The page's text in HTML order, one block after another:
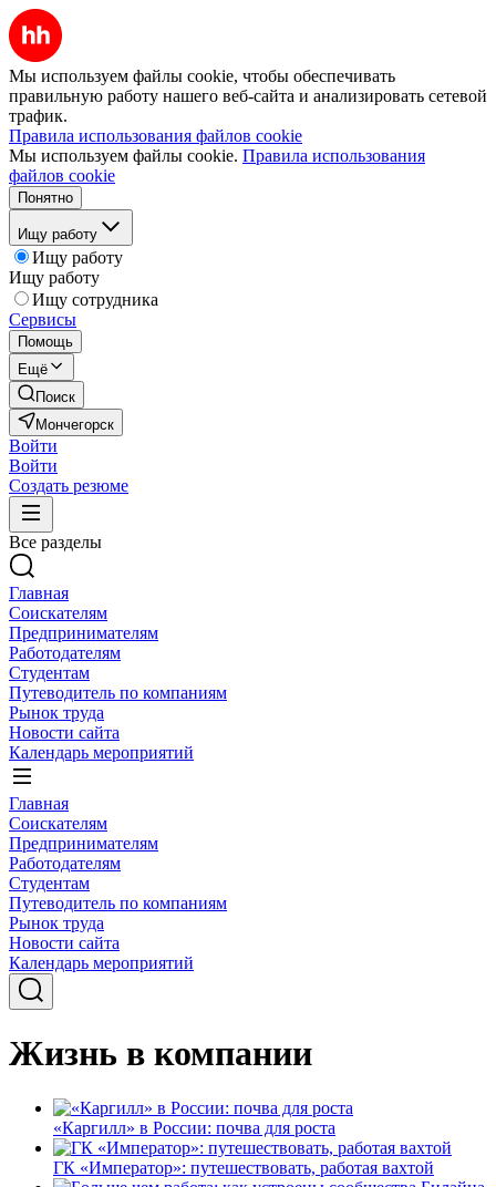
Мы используем файлы cookie, чтобы обеспечивать
правильную работу нашего веб-сайта и анализировать сетевой
трафик.
Правила использования файлов cookie
Мы используем файлы cookie. Правила использования
файлов cookie
Понятно
Ищу работу
Ищу работу
Ищу работу
Ищу сотрудника
Сервисы
Помощь
Ещё
Поиск
Мончегорск
Войти
Войти
Создать резюме
Все разделы
Главная
Соискателям
Предпринимателям
Работодателям
Студентам
Путеводитель по компаниям
Рынок труда
Новости сайта
Календарь мероприятий
Главная
Соискателям
Предпринимателям
Работодателям
Студентам
Путеводитель по компаниям
Рынок труда
Новости сайта
Календарь мероприятий
Жизнь в компании
«Каргилл» в России: почва для роста
ГК «Император»: путешествовать, работая вахтой